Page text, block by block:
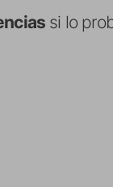
si lo